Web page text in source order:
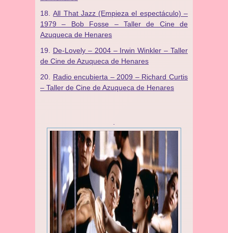
All That Jazz (Empieza el espectáculo) –
1979 – Bob Fosse – Taller de Cine de
Azuqueca de Henares
De-Lovely – 2004 – Irwin Winkler – Taller
de Cine de Azuqueca de Henares
Radio encubierta – 2009 – Richard Curtis
– Taller de Cine de Azuqueca de Henares